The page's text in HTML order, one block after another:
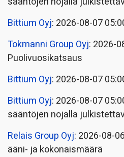
Bittium Oyj: 2026-08-07
Tokmanni Group Oyj: 2026-
Puolivuosikatsaus
Bittium Oyj: 2026-08-07
Bittium Oyj: 2026-08-07
sääntöjen nojalla
Relais Group Oyj: 2026-08-
ääni- ja kokonaismäärä